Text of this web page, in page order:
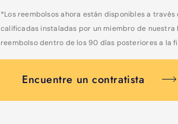
*Los reembolsos ahora están disponibles a través
calificadas instaladas por un miembro de
reembolso dentro de los 90 días posteriores a la
Encuentre un contratista